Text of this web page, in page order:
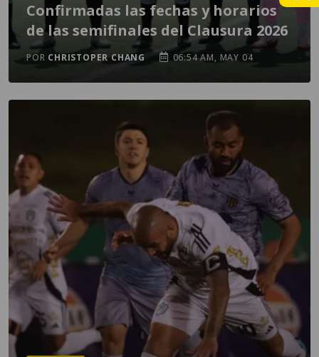
Confirmadas las fechas y horarios
de las semifinales del Clausura 2026
POR CHRISTOPER CHANG 06:54 AM, MAY 04